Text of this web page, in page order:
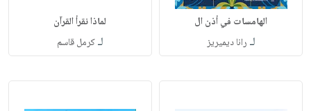
الهامسات في أذن ال
لـ رانا ديميريز
لماذا نقرأ القرآن
لـكرمل قاسم